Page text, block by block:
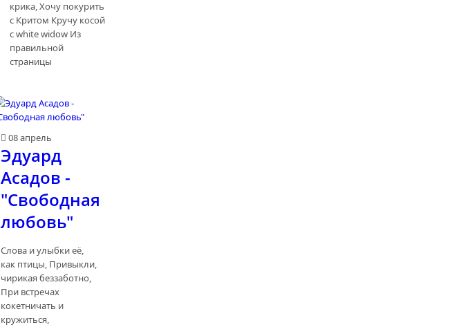
крика, Хочу покурить
с Критом Кручу косой
с white widow Из
правильной
страницы
08 апрель
Эдуард
Асадов -
"Свободная
любовь"
Слова и улыбки её,
как птицы, Привыкли,
чирикая беззаботно,
При встречах
кокетничать и
кружиться,